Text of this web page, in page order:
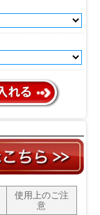
使用上のご注
意